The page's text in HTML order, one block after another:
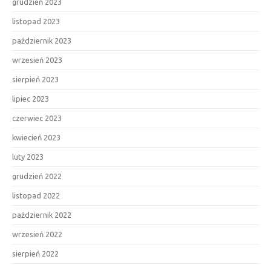
listopad 2023
październik 2023
wrzesień 2023
sierpień 2023
lipiec 2023
czerwiec 2023
kwiecień 2023
luty 2023
grudzień 2022
listopad 2022
październik 2022
wrzesień 2022
sierpień 2022